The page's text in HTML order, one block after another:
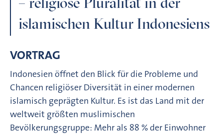
islamischen Kultur Indonesiens
VORTRAG
Indonesien öffnet den Blick für die Probleme und
Chancen religiöser Diversität in einer modernen
islamisch geprägten Kultur. Es ist das Land mit der
weltweit größten muslimischen
Bevölkerungsgruppe: Mehr als 88 % der Einwohner